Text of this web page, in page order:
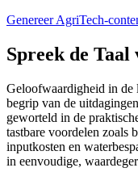
Genereer AgriTech-
Spreek de Taal
Geloofwaardigheid in de
begrip van de
geworteld in de
tastbare voordelen zoals
inputkosten en
in eenvoudige,